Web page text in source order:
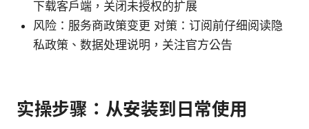
下载客户端，关闭未授权的扩展
风险：服务商政策变更 对策：订阅前仔细阅读隐
私政策、数据处理说明，关注官方公告
实操步骤：从安装到日常使用